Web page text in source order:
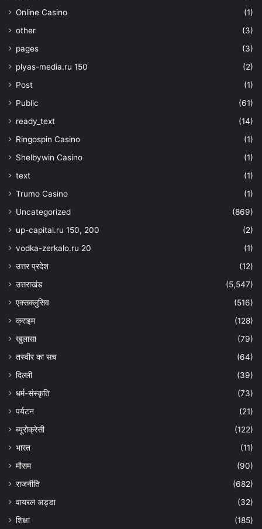
Online Casino
(1)
other
(3)
pages
(3)
plyas-media.ru 150
(2)
Post
(1)
Public
(61)
ready_text
(14)
Ringospin Casino
(1)
Shelbywin Casino
(1)
text
(1)
Trumo Casino
(1)
Uncategorized
(869)
up-capital.ru 150, 200
(2)
vodka-zerkalo.ru 20
(1)
उत्तर प्रदेश
(12)
उत्तराखंड
(5,547)
एक्सक्लुसिव
(516)
क्राइम
(128)
खुलासा
(79)
तस्वीर का सच
(64)
दिल्ली
(39)
धर्म-संस्कृति
(73)
पर्यटन
(21)
ब्यूरोक्रेसी
(122)
भारत
(11)
मौसम
(90)
राजनीति
(682)
वायरल अड्डा
(32)
शिक्षा
(185)